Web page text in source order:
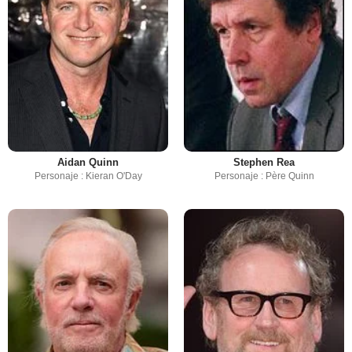
Aidan Quinn
Personaje : Kieran O'Day
Stephen Rea
Personaje : Père Quinn